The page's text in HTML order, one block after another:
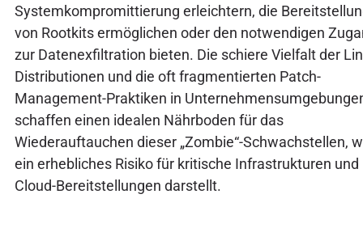
Systemkompromittierung erleichtern, die
von Rootkits ermöglichen oder den notwendigen
zur Datenexfiltration bieten. Die schiere Vielfalt der
Distributionen und die oft fragmentierten Patch-
Management-Praktiken in
schaffen einen idealen Nährboden für das
Wiederauftauchen dieser „Zombie“-Schwachstellen,
ein erhebliches Risiko für kritische Infrastrukturen und
Cloud-Bereitstellungen darstellt.